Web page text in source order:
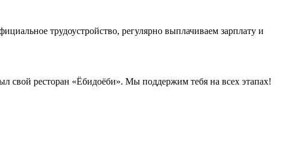
трудоустройство, регулярно выплачиваем зарплату и
свой ресторан «Ёбидоёби». Мы поддержим тебя на всех этапах!